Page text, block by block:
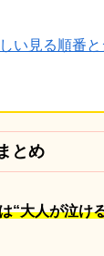
い見る順番
とめ
“大人が泣け